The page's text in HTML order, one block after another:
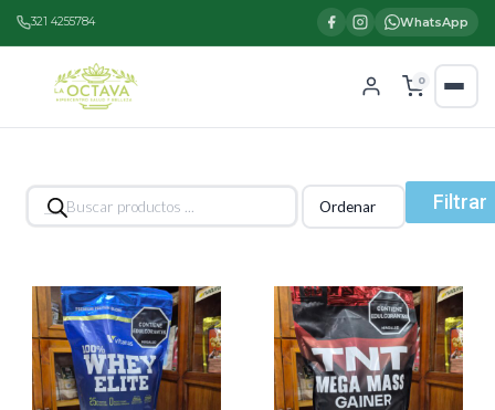
321 4255784 WhatsApp
0
Búsqueda
de
Filtrar